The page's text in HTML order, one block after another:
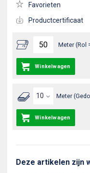
Meter (Rol
Winkelwagen
Meter
Winkelwagen
Favorieten
Productcertificaat
Deze artikelen zijn